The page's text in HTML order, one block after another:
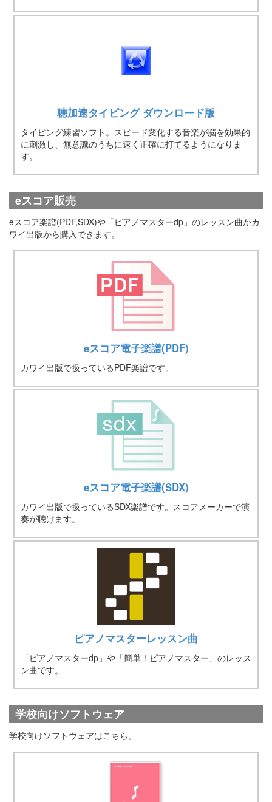
聴加速タイピング ダウンロード版
タイピング練習ソフト。スピード変化する音楽が脳を効果的
に刺激し、無意識のうちに速く正確に打てるようになりま
す。
eスコア販売
eスコア楽譜(PDF,SDX)や「ピアノマスターdp」のレッスン曲がカ
ワイ出版から購入できます。
eスコア電子楽譜(PDF)
カワイ出版で扱っているPDF楽譜です。
eスコア電子楽譜(SDX)
カワイ出版で扱っているSDX楽譜です。スコアメーカーで演
奏が聴けます。
ピアノマスターレッスン曲
「ピアノマスターdp」や「簡単！ピアノマスター」のレッス
ン曲です。
学校向けソフトウェア
学校向けソフトウェアはこちら。